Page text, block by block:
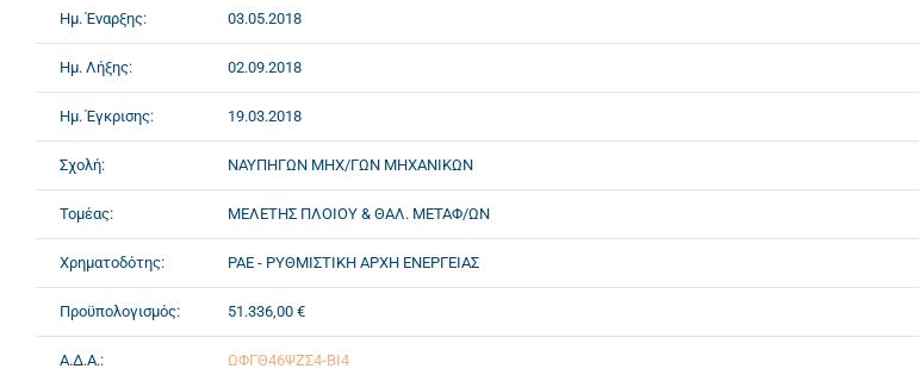
Ημ. Έναρξης: 03.05.2018
Ημ. Λήξης: 02.09.2018
Ημ. Έγκρισης: 19.03.2018
Σχολή: ΝΑΥΠΗΓΩΝ ΜΗΧ/ΓΩΝ ΜΗΧΑΝΙΚΩΝ
Τομέας: ΜΕΛΕΤΗΣ ΠΛΟΙΟΥ & ΘΑΛ. ΜΕΤΑΦ/ΩΝ
Χρηματοδότης: ΡΑΕ - ΡΥΘΜΙΣΤΙΚΗ ΑΡΧΗ ΕΝΕΡΓΕΙΑΣ
Προϋπολογισμός: 51.336,00 €
Α.Δ.Α.: ΩΦΓΘ46ΨΖΣ4-ΒΙ4